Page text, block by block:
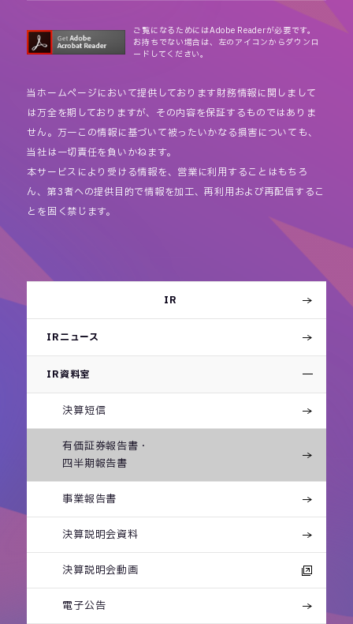
ご覧になるためにはAdobe Readerが必要です。
お持ちでない場合は、左のアイコンからダウンロ
ードしてください。
当ホームページにおいて提供しております財務情報に関しまして
は万全を期しておりますが、その内容を保証するものではありま
せん。万一この情報に基づいて被ったいかなる損害についても、
当社は一切責任を負いかねます。
本サービスにより受ける情報を、営業に利用することはもちろ
ん、第3者への提供目的で情報を加工、再利用および再配信するこ
とを固く禁じます。
IR
IRニュース
IR資料室
決算短信
有価証券報告書・
四半期報告書
事業報告書
決算説明会資料
決算説明会動画
電子公告